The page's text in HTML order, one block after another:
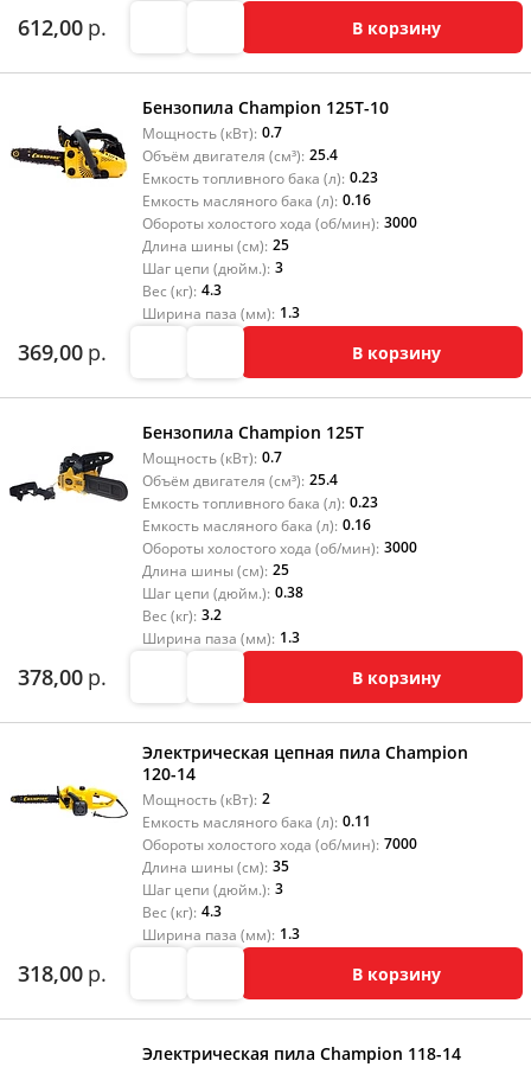
612,00 р. В корзину
Бензопила Champion 125T-10
Мощность (кВт): 0.7
Объём двигателя (см³): 25.4
Емкость топливного бака (л): 0.23
Емкость масляного бака (л): 0.16
Обороты холостого хода (об/мин): 3000
Длина шины (см): 25
Шаг цепи (дюйм.): 3
Вес (кг): 4.3
Ширина паза (мм): 1.3
369,00 р. В корзину
Бензопила Champion 125T
Мощность (кВт): 0.7
Объём двигателя (см³): 25.4
Емкость топливного бака (л): 0.23
Емкость масляного бака (л): 0.16
Обороты холостого хода (об/мин): 3000
Длина шины (см): 25
Шаг цепи (дюйм.): 0.38
Вес (кг): 3.2
Ширина паза (мм): 1.3
378,00 р. В корзину
Электрическая цепная пила Champion
120-14
Мощность (кВт): 2
Емкость масляного бака (л): 0.11
Обороты холостого хода (об/мин): 7000
Длина шины (см): 35
Шаг цепи (дюйм.): 3
Вес (кг): 4.3
Ширина паза (мм): 1.3
318,00 р. В корзину
Электрическая пила Champion 118-14